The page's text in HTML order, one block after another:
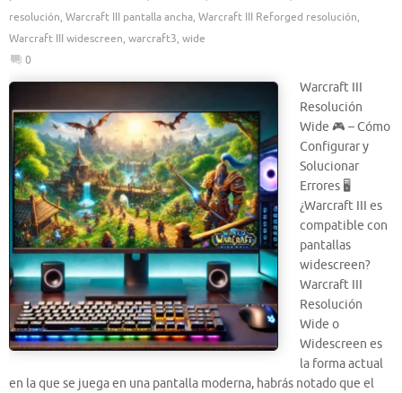
resolución, Warcraft III pantalla ancha, Warcraft III Reforged resolución,
Warcraft III widescreen, warcraft3, wide
0
Warcraft III
Resolución
Wide 🎮 – Cómo
Configurar y
Solucionar
Errores 🖥️
¿Warcraft III es
compatible con
pantallas
widescreen?
Warcraft III
Resolución
Wide o
Widescreen es
la forma actual
en la que se juega en una pantalla moderna, habrás notado que el